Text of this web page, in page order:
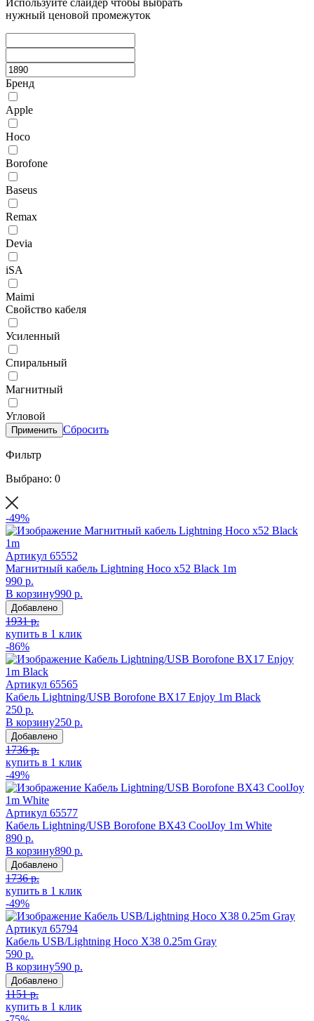
нужный ценовой промежуток
Бренд
Apple
Hoco
Borofone
Baseus
Remax
Devia
iSA
Maimi
Свойство кабеля
Усиленный
Спиральный
Магнитный
Угловой
Применить Сбросить
Фильтр
Выбрано: 0
-49%
Артикул 65552
Магнитный кабель Lightning Hoco x52 Black 1m
990 р.
В корзину990 р.
Добавлено
1931 р.
купить в 1 клик
-86%
Артикул 65565
Кабель Lightning/USB Borofone BX17 Enjoy 1m Black
250 р.
В корзину250 р.
Добавлено
1736 р.
купить в 1 клик
-49%
Артикул 65577
Кабель Lightning/USB Borofone BX43 CoolJoy 1m White
890 р.
В корзину890 р.
Добавлено
1736 р.
купить в 1 клик
-49%
Артикул 65794
Кабель USB/Lightning Hoco X38 0.25m Gray
590 р.
В корзину590 р.
Добавлено
1151 р.
купить в 1 клик